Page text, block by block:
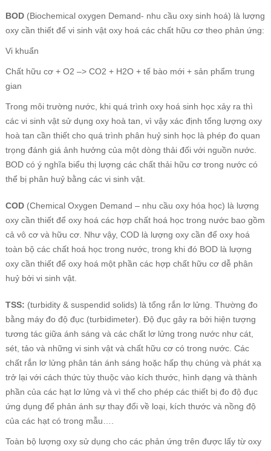
BOD(Biochemical oxygen Demand- nhu cầu oxy sinh hoá) là lượng
oxy cần thiết để vi sinh vật oxy hoá các chất hữu cơ theo phản ứng:
Vi khuẩn
Chất hữu cơ + O2 –> CO2 + H2O + tế bào mới + sản phẩm trung
gian
Trong môi trường nước, khi quá trình oxy hoá sinh học xảy ra thì
các vi sinh vật sử dụng oxy hoà tan, vì vậy xác định tổng lượng oxy
hoà tan cần thiết cho quá trình phân huỷ sinh học là phép đo quan
trọng đánh giá ảnh hưởng của một dòng thải đối với nguồn nước.
BOD có ý nghĩa biểu thị lượng các chất thải hữu cơ trong nước có
thể bị phân huỷ bằng các vi sinh vật.
COD(Chemical Oxygen Demand – nhu cầu oxy hóa học) là lượng
oxy cần thiết để oxy hoá các hợp chất hoá học trong nước bao gồm
cả vô cơ và hữu cơ. Như vậy, COD là lượng oxy cần để oxy hoá
toàn bộ các chất hoá học trong nước, trong khi đó BOD là lượng
oxy cần thiết để oxy hoá một phần các hợp chất hữu cơ dễ phân
huỷ bởi vi sinh vật.
TSS: (turbidity & suspendid solids) là tổng rắn lơ lửng. Thường đo
bằng máy đo độ đục (turbidimeter). Độ đục gây ra bởi hiện tượng
tương tác giữa ánh sáng và các chất lơ lửng trong nước như cát,
sét, tảo và những vi sinh vật và chất hữu cơ có trong nước. Các
chất rắn lơ lửng phân tán ánh sáng hoặc hấp thụ chúng và phát xạ
trở lại với cách thức tùy thuộc vào kích thước, hình dạng và thành
phần của các hạt lơ lửng và vì thế cho phép các thiết bị đo độ đục
ứng dụng để phản ánh sự thay đổi về loại, kích thước và nồng độ
của các hạt có trong mẫu….
Toàn bộ lượng oxy sử dụng cho các phản ứng trên được lấy từ oxy